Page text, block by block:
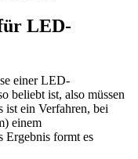
LED-
einer LED-
beliebt ist, also müssen
ist ein Verfahren, bei
einem
Ergebnis formt es